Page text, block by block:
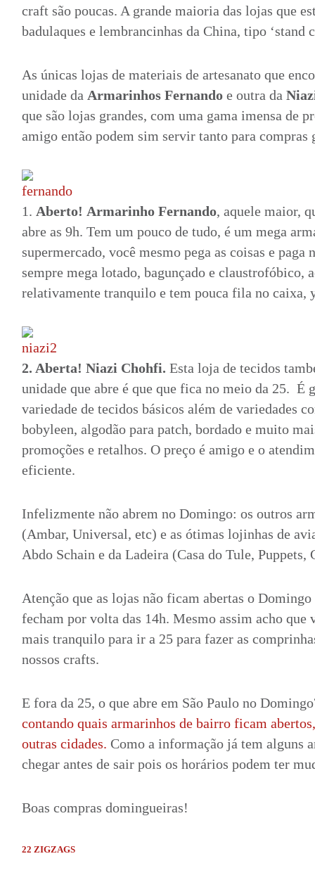
craft são poucas. A grande maioria das lojas que
badulaques e lembrancinhas da China, tipo ‘stand
As únicas lojas de materiais de artesanato que
unidade da Armarinhos Fernando e outra da
que são lojas grandes, com uma gama imensa de
amigo então podem sim servir tanto para compras
1. Aberto! Armarinho Fernando, aquele maior,
abre as 9h. Tem um pouco de tudo, é um mega
supermercado, você mesmo pega as coisas e
sempre mega lotado, bagunçado e claustrofóbico,
relativamente tranquilo e tem pouca fila no caixa,
2. Aberta! Niazi Chohfi. Esta loja de tecidos
unidade que abre é que que fica no meio da 25. É
variedade de tecidos básicos além de variedades
bobyleen, algodão para patch, bordado e muito
promoções e retalhos. O preço é amigo e o
eficiente.
Infelizmente não abrem no Domingo: os outros
(Ambar, Universal, etc) e as ótimas lojinhas de
Abdo Schain e da Ladeira (Casa do Tule, Puppets,
Atenção que as lojas não ficam abertas o Domingo
fecham por volta das 14h. Mesmo assim acho que
mais tranquilo para ir a 25 para fazer as
nossos crafts.
E fora da 25, o que abre em São Paulo no
contando quais armarinhos de bairro ficam
outras cidades. Como a informação já tem alguns
chegar antes de sair pois os horários podem ter
Boas compras domingueiras!
22 ZIGZAGS